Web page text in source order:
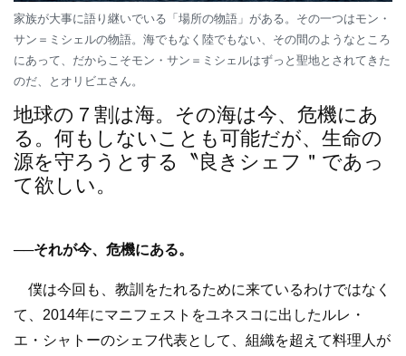
家族が大事に語り継いでいる「場所の物語」がある。その一つはモン・
サン＝ミシェルの物語。海でもなく陸でもない、その間のようなところ
にあって、だからこそモン・サン＝ミシェルはずっと聖地とされてきた
のだ、とオリビエさん。
地球の７割は海。その海は今、危機にあ
る。何もしないことも可能だが、生命の
源を守ろうとする〝良きシェフ＂であっ
て欲しい。
──それが今、危機にある。
僕は今回も、教訓をたれるために来ているわけではなく
て、2014年にマニフェストをユネスコに出したルレ・
エ・シャトーのシェフ代表として、組織を超えて料理人が